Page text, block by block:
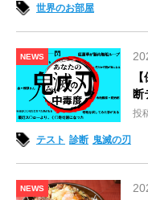
世界のお部屋
NEWS
断
投
テスト 診断 鬼滅の刃
NEWS